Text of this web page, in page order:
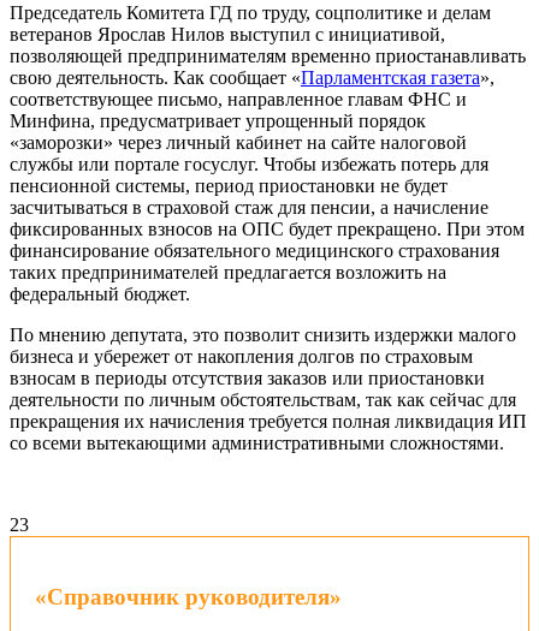
Председатель Комитета ГД по труду, соцполитике и делам
ветеранов Ярослав Нилов выступил с инициативой,
позволяющей предпринимателям временно приостанавливать
свою деятельность. Как сообщает «Парламентская газета»,
соответствующее письмо, направленное главам ФНС и
Минфина, предусматривает упрощенный порядок
«заморозки» через личный кабинет на сайте налоговой
службы или портале госуслуг. Чтобы избежать потерь для
пенсионной системы, период приостановки не будет
засчитываться в страховой стаж для пенсии, а начисление
фиксированных взносов на ОПС будет прекращено. При этом
финансирование обязательного медицинского страхования
таких предпринимателей предлагается возложить на
федеральный бюджет.
По мнению депутата, это позволит снизить издержки малого
бизнеса и убережет от накопления долгов по страховым
взносам в периоды отсутствия заказов или приостановки
деятельности по личным обстоятельствам, так как сейчас для
прекращения их начисления требуется полная ликвидация ИП
со всеми вытекающими административными сложностями.
23
«Справочник руководителя»